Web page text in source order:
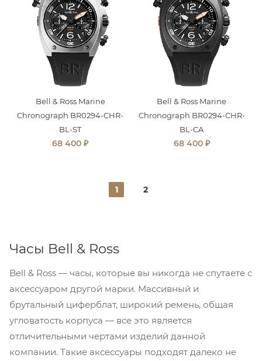
Bell & Ross Marine
Chronograph BR0294-CHR-
BL-ST
68 400 ₽
Bell & Ross Marine
Chronograph BR0294-CHR-
BL-CA
68 400 ₽
1 2
Часы Bell & Ross
Bell & Ross — часы, которые вы никогда не спутаете с
аксессуаром другой марки. Массивный и
брутальный циферблат, широкий ремень, общая
угловатость корпуса — все это является
отличительными чертами изделий данной
компании. Такие аксессуары подходят далеко не